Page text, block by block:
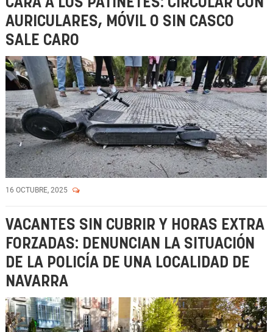
AURICULARES, MÓVIL O SIN CASCO
SALE CARO
16 OCTUBRE, 2025
VACANTES SIN CUBRIR Y HORAS EXTRA
FORZADAS: DENUNCIAN LA SITUACIÓN
DE LA POLICÍA DE UNA LOCALIDAD DE
NAVARRA